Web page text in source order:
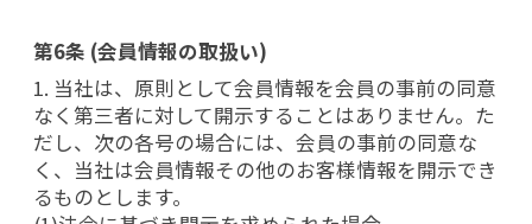
第6条 (会員情報の取扱い)
1. 当社は、原則として会員情報を会員の事前の同意
なく第三者に対して開示することはありません。た
だし、次の各号の場合には、会員の事前の同意な
く、当社は会員情報その他のお客様情報を開示でき
るものとします。